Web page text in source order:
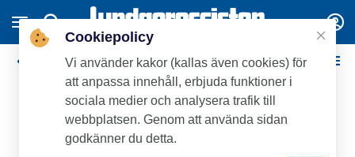
Blücher Channel 660 Köksbrunnar
Cookiepolicy
Vi använder kakor (kallas även cookies) för
att anpassa innehåll, erbjuda funktioner i
sociala medier och analysera trafik till
webbplatsen. Genom att använda sidan
godkänner du detta.